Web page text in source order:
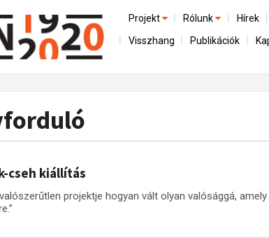
Projekt
Előzmények
Az összeomlás és a magyar
Utókor és emlékezet
Rólunk
A kutatócsoport
Hírek
Visszhang Publikációk
cseh kiállítás
projektje hogyan vált olyan valósággá,